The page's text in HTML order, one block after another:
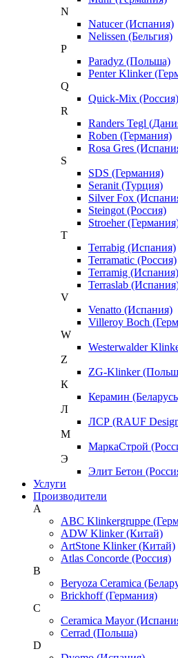
N
Natucer (Испания)
Nelissen (Бельгия)
P
Paradyz (Польша)
Penter Klinker
Q
Quick-Mix (Россия)
R
Randers Tegl
Roben (Германия)
Rosa Gres
S
SDS (Германия)
Seranit (Турция)
Silver Fox
Steingot (Россия)
Stroeher
T
Terrabig (Испания)
Terramatic (Россия)
Terramig (Испания)
Terraslab
V
Venatto (Испания)
Villeroy Boch
W
Westerwalder
Z
ZG-Klinker
К
Керамин
Л
ЛСР (RAUF
М
МаркаСтрой
Э
Элит Бетон
Услуги
Производители
A
ABC Klinkergruppe
ADW Klinker (Китай)
ArtStone Klinker (Китай)
Atlas Concorde (Россия)
B
Beryoza Ceramica
Brickhoff (Германия)
C
Ceramica Mayor
Cerrad (Польша)
D